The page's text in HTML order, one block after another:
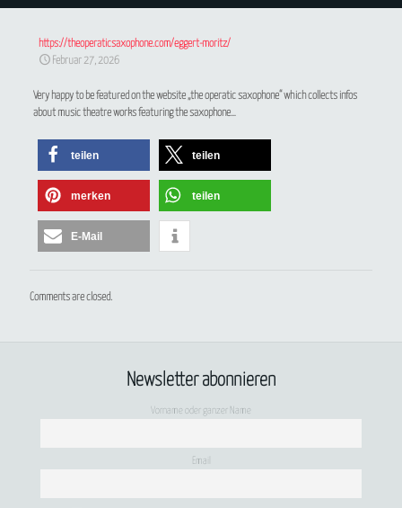
https://theoperaticsaxophone.com/eggert-moritz/
Februar 27, 2026
Very happy to be featured on the website „the operatic saxophone“ which collects infos
about music theatre works featuring the saxophone…
teilen teilen
merken teilen
E-Mail
Comments are closed.
Newsletter abonnieren
Vorname oder ganzer Name
Email